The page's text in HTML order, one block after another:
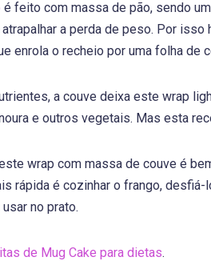
é feito com massa de pão, sendo
a perda de peso. Por isso
enrola o recheio por uma folha de
a couve deixa este wrap
e outros vegetais. Mas esta
wrap com massa de couve é
rápida é cozinhar o frango,
no prato.
de Mug Cake para dietas.